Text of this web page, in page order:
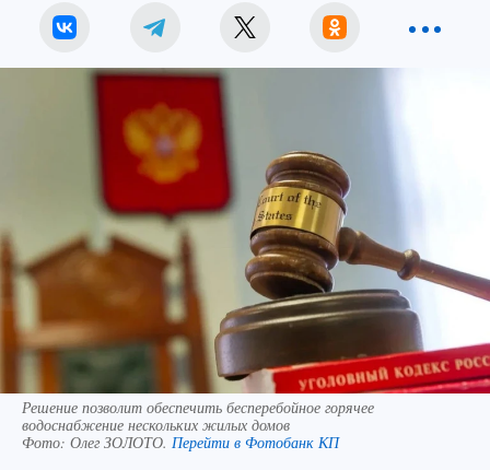
Решение позволит обеспечить бесперебойное горячее
водоснабжение нескольких жилых домов
Фото: Олег ЗОЛОТО. Перейти в Фотобанк КП